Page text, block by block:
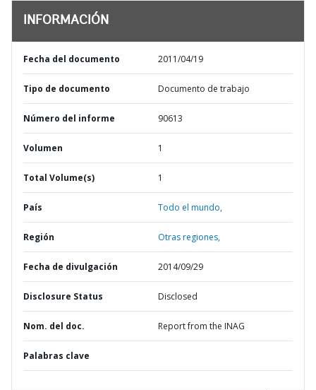
INFORMACIÓN
Fecha del documento 2011/04/19
Tipo de documento Documento de trabajo
Número del informe 90613
Volumen 1
Total Volume(s) 1
País Todo el mundo,
Región Otras regiones,
Fecha de divulgación 2014/09/29
Disclosure Status Disclosed
Nom. del doc. Report from the INAG
Palabras clave